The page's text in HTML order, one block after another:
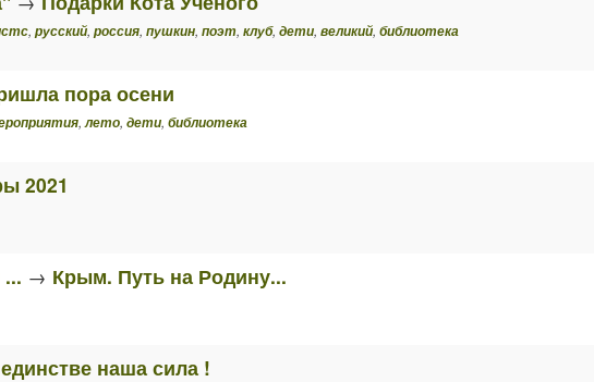
,русский,россия,пушкин,поэт,клуб,дети,великий,библиотека
пора осени
,лето,дети,библиотека
2021
→ Крым. Путь на Родину...
наша сила !